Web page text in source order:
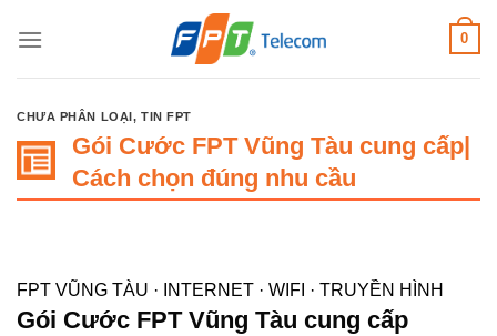
qua
0
CHƯA PHÂN LOẠI, TIN FPT
Gói Cước FPT Vũng Tàu cung cấp|
Cách chọn đúng nhu cầu
FPT VŨNG TÀU · INTERNET · WIFI · TRUYỀN HÌNH
Gói Cước FPT Vũng Tàu cung cấp